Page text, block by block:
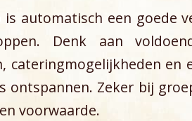
is automatisch een goede
Denk aan
cateringmogelijkheden en
ontspannen. Zeker bij
voorwaarde.